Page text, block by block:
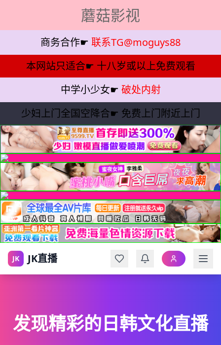
蘑菇影视
商务合作☛ 联系TG@moguys88
本网站只适合☛ 十八岁或以上免费观看
中学小少女☛ 破处内射
少妇上门全国空降合☛ 免费上门附近上门
JK JK直播
发现精彩的日韩文化直播